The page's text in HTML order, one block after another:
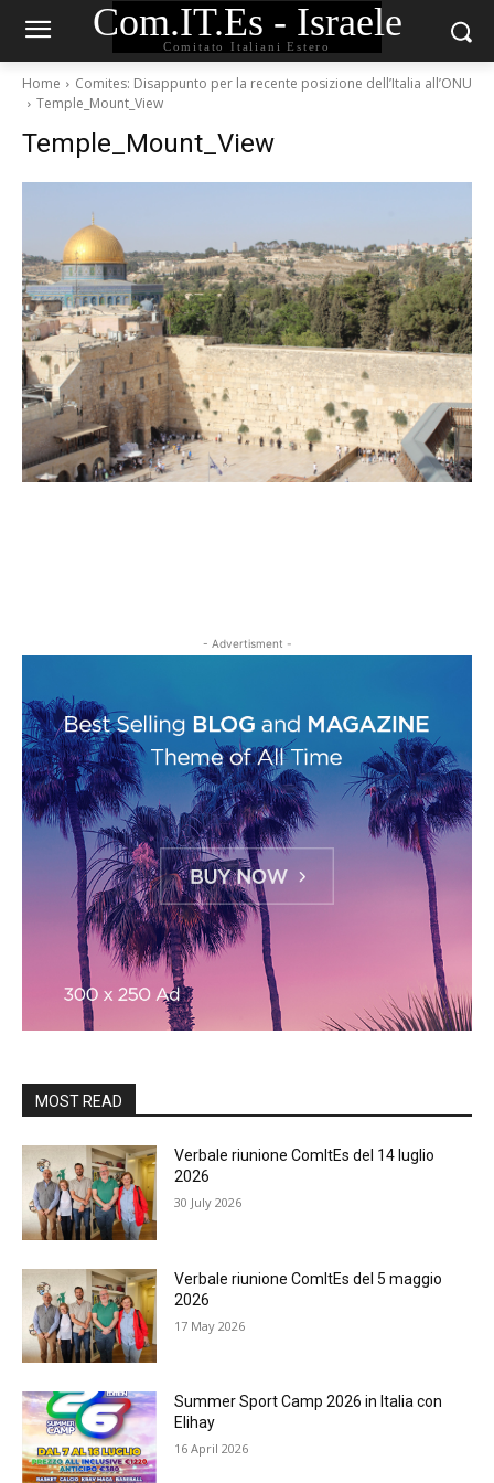
Com.IT.Es - Israele
Comitato Italiani Estero
Home
Comites: Disappunto per la recente posizione dell’Italia all’ONU
Temple_Mount_View
Temple_Mount_View
- Advertisment -
MOST READ
Verbale riunione ComItEs del 14 luglio
2026
30 July 2026
Verbale riunione ComItEs del 5 maggio
2026
17 May 2026
Summer Sport Camp 2026 in Italia con
Elihay
16 April 2026